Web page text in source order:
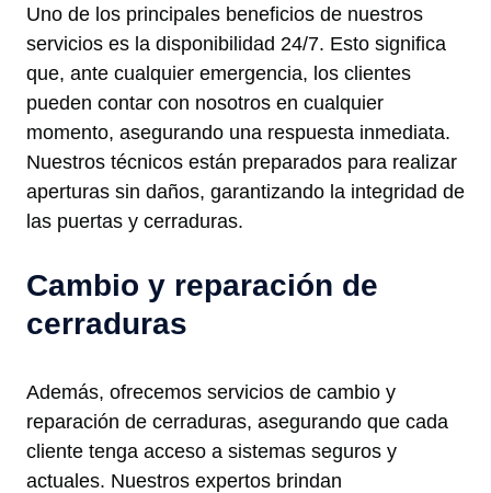
Uno de los principales beneficios de nuestros
servicios es la disponibilidad 24/7. Esto significa
que, ante cualquier emergencia, los clientes
pueden contar con nosotros en cualquier
momento, asegurando una respuesta inmediata.
Nuestros técnicos están preparados para realizar
aperturas sin daños, garantizando la integridad de
las puertas y cerraduras.
Cambio y reparación de
cerraduras
Además, ofrecemos servicios de cambio y
reparación de cerraduras, asegurando que cada
cliente tenga acceso a sistemas seguros y
actuales. Nuestros expertos brindan